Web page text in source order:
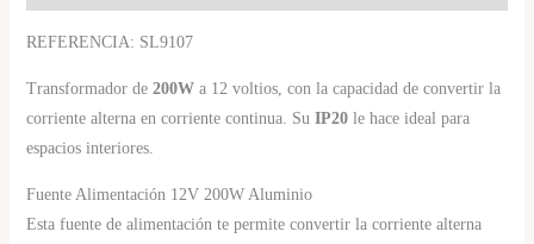
REFERENCIA: SL9107
Transformador de 200Wa 12 voltios, con la capacidad de convertir la
corriente alterna en corriente continua. Su IP20le hace ideal para
espacios interiores.
Fuente Alimentación 12V 200W Aluminio
Esta fuente de alimentación te permite convertir la corriente alterna